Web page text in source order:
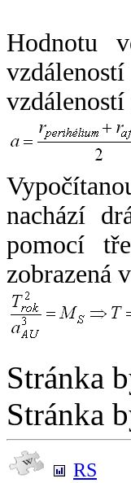
Hodnotu
vzdáleností
nachází
pomocí
zobrazená
Stránka
Stránka
RS